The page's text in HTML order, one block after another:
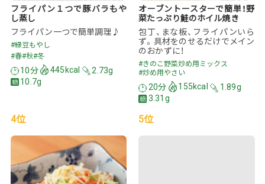
フライパン１つで豚バラもや
し蒸し
フライパン一つで簡単調理♪
#緑豆もやし
#春#秋#冬
10分 445kcal
2.73g
10.7g
オーブントースターで簡単！野
菜たっぷり鮭のホイル焼き
包丁、まな板、フライパンいら
ず。具材をのせるだけでメイン
のおかずに！
#きのこ野菜炒め用ミックス
#炒め用やさい
20分 155kcal
1.89g
3.31g
4位 5位